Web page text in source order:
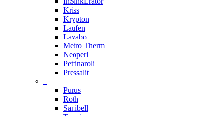
Kriss
Krypton
Laufen
Lavabo
Metro Therm
Neoperl
Pettinaroli
Pressalit
–
Purus
Roth
Sanibell